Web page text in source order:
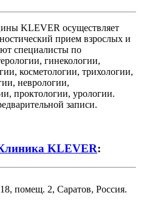
KLEVER осуществляет
прием взрослых и
специалисты по
гинекологии,
косметологии, трихологии,
неврологии,
проктологии, урологии.
записи.
KLEVER:
помещ. 2, Саратов, Россия.